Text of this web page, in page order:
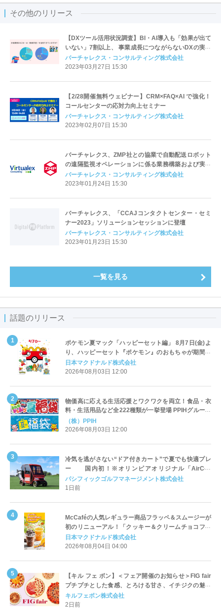
その他のリリース
【DXツール活用状況調査】BI・AI導入も「効果が出て
いない」7割以上、 事業成長につながらないDXの実態
が明らかに
バーチャレクス・コンサルティング株式会社
2023年03月27日 15:30
【2/28開催無料ウェビナー】CRM×FAQ×AI で強化！
コールセンターの応対力向上セミナー
バーチャレクス・コンサルティング株式会社
2023年02月07日 15:30
バーチャレクス、ZMP社との協業で自動配送ロボット
の遠隔監視オペレーションに係る業務構築および実験
運用を開始
バーチャレクス・コンサルティング株式会社
2023年01月24日 15:30
バーチャレクス、「CCAJコンタクトセンター・セミ
ナー2023」ソリューションセッションに登壇
バーチャレクス・コンサルティング株式会社
2023年01月23日 15:30
一覧を見る
話題のリリース
ポケモン夏マック「ハッピーセット編」 8月7日(金)よ
り、ハッピーセット『ポケモン』のおもちゃが期間限
定登場
日本マクドナルド株式会社
2026年08月03日 12:00
物価高に応える生活応援とワクワクを両立！食品・衣
料・生活用品など全222種類が一挙登場 PPIHグループ
「夏福袋」＆セール 8月6日(木)より順次スタート
（株）PPIH
2026年08月03日 12:00
冷気を逃がさない“ドア付きカート”で夏でも快適プレ
ー 国内初！※オリンピアオリジナル「AirCon
Cart（エアコンカート）」導入 | ＰＧＭ
パシフィックゴルフマネージメント株式会社
1日前
McCaféの人気レギュラー商品フラッペ＆スムージーが
初のリニューアル！「クッキー＆クリームチョコフラ
ッペ」「マンゴースムージー」8月5日（水）から販売
開始
日本マクドナルド株式会社
2026年08月04日 04:00
【キル フェ ボン】＜フェア開催のお知らせ＞FIG fair
プチプチとした食感、とろける甘さ、イチジクの魅力
をたっぷりと。新作を含め、イチジク尽くしの全4種が
登場8月20日（木）スタート
キルフェボン株式会社
2日前